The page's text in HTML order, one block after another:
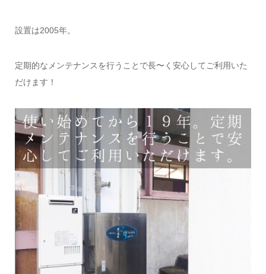
設置は2005年。
定期的なメンテナンスを行うことで長〜く安心してご利用いた
だけます！